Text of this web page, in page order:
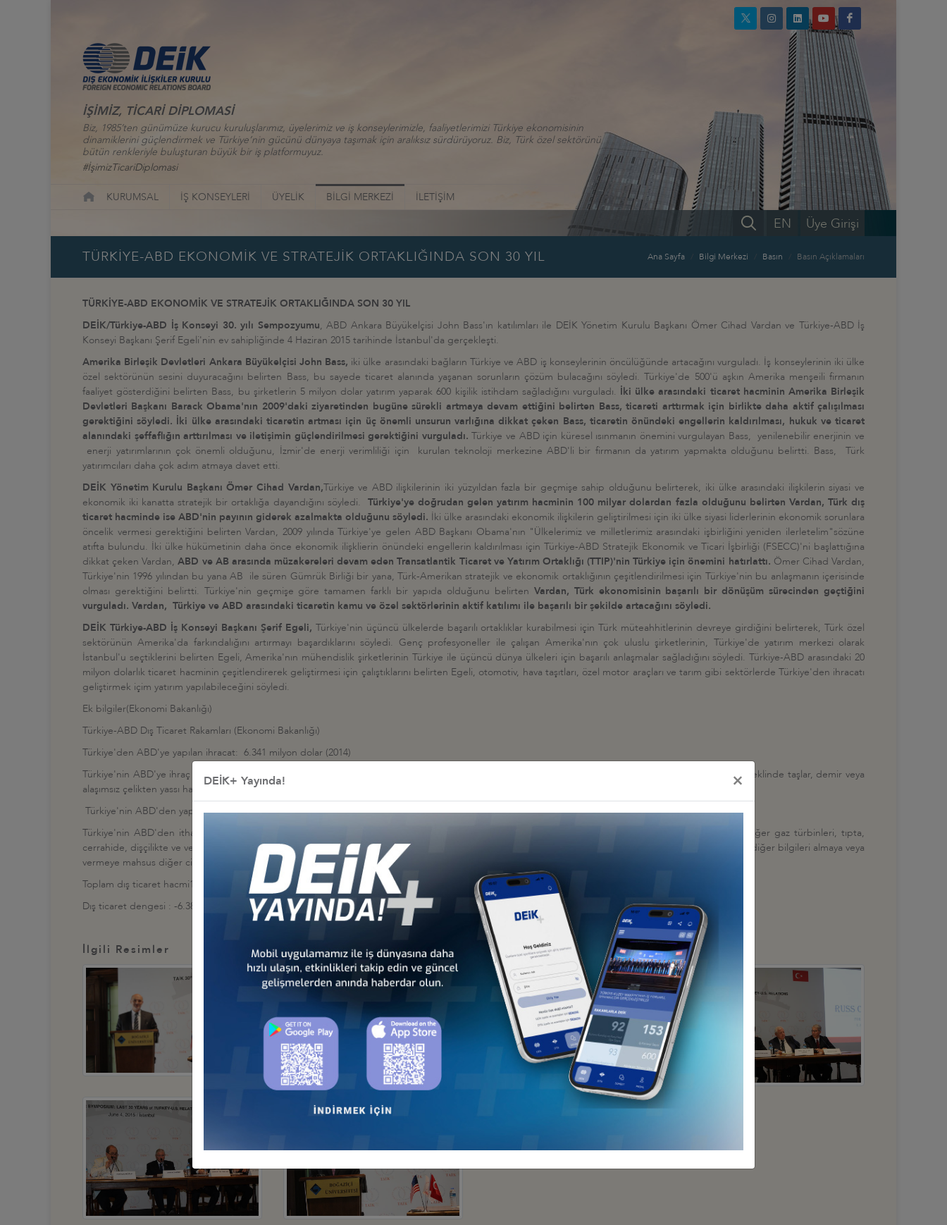
İŞİMİZ, TİCARİ DİPLOMASİ
Biz, 1985’ten günümüze kurucu kuruluşlarımız, üyelerimiz ve iş konseylerimizle, faaliyetlerimizi Türkiye ekonomisinin
dinamiklerini güçlendirmek ve Türkiye’nin gücünü dünyaya taşımak için aralıksız sürdürüyoruz. Biz, Türk özel sektörünü
bütün renkleriyle buluşturan büyük bir iş platformuyuz.
#İşimizTicariDiplomasi
KURUMSAL İŞ KONSEYLERİ ÜYELİK BİLGİ MERKEZİ İLETİŞİM
Üye Girişi
EN
TÜRKİYE-ABD EKONOMİK VE STRATEJİK ORTAKLIĞINDA SON 30 YIL Ana Sayfa Bilgi Merkezi Basın Basın Açıklamaları
TÜRKİYE-ABD EKONOMİK VE STRATEJİK ORTAKLIĞINDA SON 30 YIL
DEİK/Türkiye-ABD İş Konseyi 30. yılı Sempozyumu, ABD Ankara Büyükelçisi John Bass'ın katılımları ile DEİK Yönetim Kurulu Başkanı Ömer Cihad Vardan ve Türkiye-ABD İş
Konseyi Başkanı Şerif Egeli'nin ev sahipliğinde 4 Haziran 2015 tarihinde İstanbul'da gerçekleşti.
Amerika Birleşik Devletleri Ankara Büyükelçisi John Bass, iki ülke arasındaki bağların Türkiye ve ABD iş konseylerinin öncülüğünde artacağını vurguladı. İş konseylerinin iki ülke
özel sektörünün sesini duyuracağını belirten Bass, bu sayede ticaret alanında yaşanan sorunların çözüm bulacağını söyledi. Türkiye'de 500'ü aşkın Amerika menşeili firmanın
faaliyet gösterdiğini belirten Bass, bu şirketlerin 5 milyon dolar yatırım yaparak 600 kişilik istihdam sağladığını vurguladı. İki ülke arasındaki ticaret hacminin Amerika Birleşik
Devletleri Başkanı Barack Obama'nın 2009'daki ziyaretinden bugüne sürekli artmaya devam ettiğini belirten Bass, ticareti arttırmak için birlikte daha aktif çalışılması
gerektiğini söyledi. İki ülke arasındaki ticaretin artması için üç önemli unsurun varlığına dikkat çeken Bass, ticaretin önündeki engellerin kaldırılması, hukuk ve ticaret
alanındaki şeffaflığın arttırılması ve iletişimin güçlendirilmesi gerektiğini vurguladı.Türkiye ve ABD için küresel ısınmanın önemini vurgulayan Bass, yenilenebilir enerjinin ve
enerji yatırımlarının çok önemli olduğunu, İzmir'de enerji verimliliği için kurulan teknoloji merkezine ABD'li bir firmanın da yatırım yapmakta olduğunu belirtti. Bass, Türk
yatırımcıları daha çok adım atmaya davet etti.
DEİK Yönetim Kurulu Başkanı Ömer Cihad Vardan,Türkiye ve ABD ilişkilerinin iki yüzyıldan fazla bir geçmişe sahip olduğunu belirterek, iki ülke arasındaki ilişkilerin siyasi ve
ekonomik iki kanatta stratejik bir ortaklığa dayandığını söyledi. Türkiye'ye doğrudan gelen yatırım hacminin 100 milyar dolardan fazla olduğunu belirten Vardan, Türk dış
ticaret hacminde ise ABD'nin payının giderek azalmakta olduğunu söyledi. İki ülke arasındaki ekonomik ilişkilerin geliştirilmesi için iki ülke siyasi liderlerinin ekonomik sorunlara
öncelik vermesi gerektiğini belirten Vardan, 2009 yılında Türkiye'ye gelen ABD Başkanı Obama'nın "Ülkelerimiz ve milletlerimiz arasındaki işbirliğini yeniden ilerletelim"sözüne
atıfta bulundu. İki ülke hükümetinin daha önce ekonomik ilişklierin önündeki engellerin kaldırılması için Türkiye-ABD Stratejik Ekonomik ve Ticari İşbirliği (FSECC)'ni başlattığına
dikkat çeken Vardan,ABD ve AB arasında müzakereleri devam eden Transatlantik Ticaret ve Yatırım Ortaklığı (TTIP)'nin Türkiye için önemini hatırlattı. Ömer Cihad Vardan,
Türkiye'nin 1996 yılından bu yana AB ile süren Gümrük Birliği bir yana, Türk-Amerikan stratejik ve ekonomik ortaklığının çeşitlendirilmesi için Türkiye'nin bu anlaşmanın içerisinde
olması gerektiğini belirtti. Türkiye'nin geçmişe göre tamamen farklı bir yapıda olduğunu belirten Vardan, Türk ekonomisinin başarılı bir dönüşüm sürecinden geçtiğini
vurguladı. Vardan, Türkiye ve ABD arasındaki ticaretin kamu ve özel sektörlerinin aktif katılımı ile başarılı bir şekilde artacağını söyledi.
DEİK Türkiye-ABD İş Konseyi Başkanı Şerif Egeli, Türkiye'nin üçüncü ülkelerde başarılı ortaklıklar kurabilmesi için Türk müteahhitlerinin devreye girdiğini belirterek, Türk özel
sektörünün Amerika'da farkındalığını artırmayı başardıklarını söyledi. Genç profesyoneller ile çalışan Amerika'nın çok uluslu şirketlerinin, Türkiye'de yatırım merkezi olarak
İstanbul'u seçtiklerini belirten Egeli, Amerika'nın mühendislik şirketlerinin Türkiye ile üçüncü dünya ülkeleri için başarılı anlaşmalar sağladığını söyledi. Türkiye-ABD arasındaki 20
milyon dolarlık ticaret hacminin çeşitlendirerek geliştirmesi için çalıştıklarını belirten Egeli, otomotiv, hava taşıtları, özel motor araçları ve tarım gibi sektörlerde Türkiye'den ihracatı
geliştirmek içim yatırım yapılabileceğini söyledi.
Ek bilgiler(Ekonomi Bakanlığı)
Türkiye-ABD Dış Ticaret Rakamları (Ekonomi Bakanlığı)
Türkiye'den ABD'ye yapılan ihracat: 6.341 milyon dolar (2014)
Türkiye'nin ABD'ye ihraç ettiği başlıca kalemler: Demir veya alaşımsız çelikten çubuklar, yontulmaya veya inşaata elverişli işlenmiş taşlar, mozik için küp şeklinde taşlar, demir veya
alaşımsız çelikten yassı hadde ürünleri, hava taşıtlarının aksam ve parçaları, demir veya çelikten diğer ince ve kalın borular ve içi boş profiller.
Türkiye'nin ABD'den yaptığı ithalat: 12.727 milyar dolar (2014)
Türkiye'nin ABD'den ithal ettiği başlıca kalemler: Helikopterler, uçaklar, uzay araçları, pamuk, dozlandırılmış ilaç, turbojetler, turbopropellerler ve diğer gaz türbinleri, tıpta,
cerrahide, dişçilikte ve veterinerlikte kullanılan alet ve cihazlar, kağıt, karton, soya fasulyesi, binek otomobiller, pirinç, telefon cihazları, ses, görüntü veya diğer bilgileri almaya veya
vermeye mahsus diğer cihazlar.
Toplam dış ticaret hacmi19.068 milyar dolar (2014)
Dış ticaret dengesi : -6.386 milyon dolar (2014)
İlgili Resimler
DEİK+ Yayında! ×